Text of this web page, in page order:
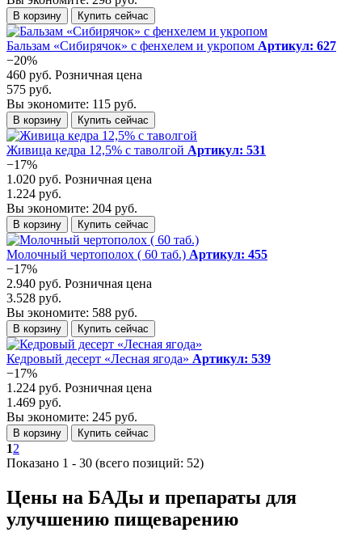
В корзину Купить сейчас
Бальзам «Сибирячок» с фенхелем и укропом Артикул: 627
−20%
460 руб. Розничная цена
575 руб.
Вы экономите: 115 руб.
В корзину Купить сейчас
Живица кедра 12,5% с таволгой Артикул: 531
−17%
1.020 руб. Розничная цена
1.224 руб.
Вы экономите: 204 руб.
В корзину Купить сейчас
Молочный чертополох ( 60 таб.) Артикул: 455
−17%
2.940 руб. Розничная цена
3.528 руб.
Вы экономите: 588 руб.
В корзину Купить сейчас
Кедровый десерт «Лесная ягода» Артикул: 539
−17%
1.224 руб. Розничная цена
1.469 руб.
Вы экономите: 245 руб.
В корзину Купить сейчас
12
Показано 1 - 30 (всего позиций: 52)
Цены на БАДы и препараты для
улучшению пищеварению